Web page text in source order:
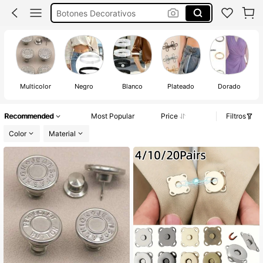
Hebillas Para Ropa
Botones
Multicolor Negro Blanco Plateado Dorado
Recommended Most Popular Price
Filtros
Color
Material